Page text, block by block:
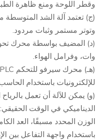
وقطر اللوحة ومنع ظاهرة
(ج) تعتمد آلة الشد
وتوتر مستمر وثبات مردود.
وات، وفرامل الهواء.
للإلكترونيات باستخدام
(و) يمكن للآلة أن تعمل
الديناميكي في الوقت
الوزن المحدد مسبقًا، العد
باستخدام واجهة التفاعل بين